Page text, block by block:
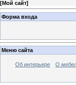
[Мой сайт]
Форма входа
Меню сайта
Об интерьере О